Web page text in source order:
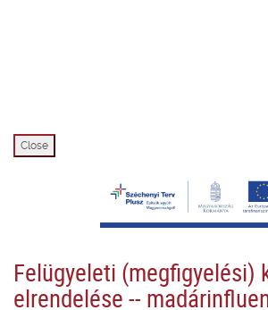
Close
Felügyeleti (megfigyelési)
elrendelése --